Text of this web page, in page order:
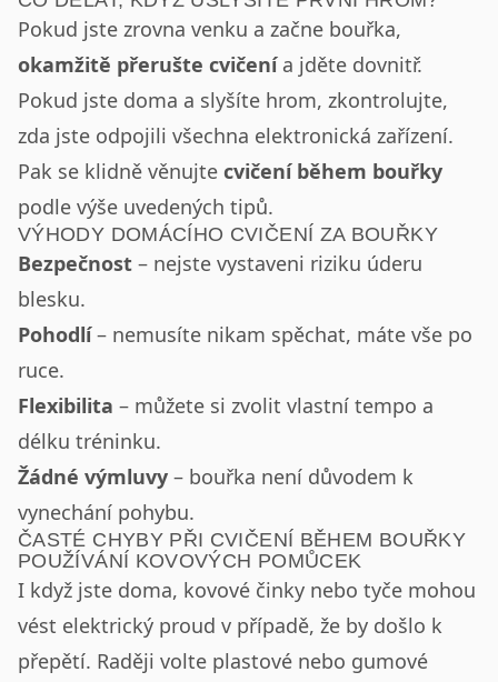
Pokud jste zrovna venku a začne bouřka,
okamžitě přerušte cvičenía jděte dovnitř.
Pokud jste doma a slyšíte hrom, zkontrolujte,
zda jste odpojili všechna elektronická zařízení.
Pak se klidně věnujte cvičení během bouřky
podle výše uvedených tipů.
VÝHODY DOMÁCÍHO CVIČENÍ ZA BOUŘKY
Bezpečnost – nejste vystaveni riziku úderu
blesku.
Pohodlí– nemusíte nikam spěchat, máte vše po
ruce.
Flexibilita – můžete si zvolit vlastní tempo a
délku tréninku.
Žádné výmluvy – bouřka není důvodem k
vynechání pohybu.
ČASTÉ CHYBY PŘI CVIČENÍ BĚHEM BOUŘKY
POUŽÍVÁNÍ KOVOVÝCH POMŮCEK
I když jste doma, kovové činky nebo tyče mohou
vést elektrický proud v případě, že by došlo k
přepětí. Raději volte plastové nebo gumové